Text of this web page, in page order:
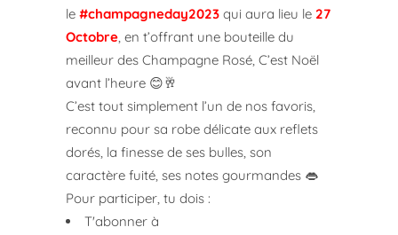
le #champagneday2023 qui aura lieu le 27
Octobre, en t’offrant une bouteille du
meilleur des Champagne Rosé, C’est Noël
avant l’heure 😊🥂
C’est tout simplement l’un de nos favoris,
reconnu pour sa robe délicate aux reflets
dorés, la finesse de ses bulles, son
caractère fuité, ses notes gourmandes 👄
Pour participer, tu dois :
T'abonner à